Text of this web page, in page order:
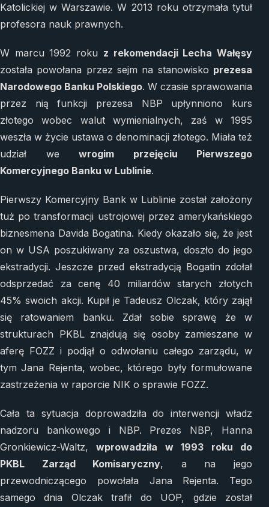
Katolickiej w Warszawie. W 2013 roku otrzymała tytuł
profesora nauk prawnych.
W marcu 1992 roku z rekomendacji Lecha Wałęsy
została powołana przez sejm na stanowisko prezesa
Narodowego Banku Polskiego. W czasie sprawowania
przez nią funkcji prezesa NBP upłynniono kurs
złotego wobec walut wymienialnych, zaś w 1995
weszła w życie ustawa o denominacji złotego. Miała też
udział we wrogim przejęciu Pierwszego
Komercyjnego Banku w Lublinie.
Pierwszy Komercyjny Bank w Lublinie został założony
tuż po transformacji ustrojowej przez amerykańskiego
biznesmena Davida Bogatina. Kiedy okazało się, że jest
on w USA poszukiwany za oszustwa, doszło do jego
ekstradycji. Jeszcze przed ekstradycją Bogatin zdołał
odsprzedać za cenę 40 miliardów starych złotych
45% swoich akcji. Kupił je Tadeusz Olczak, który zajął
się ratowaniem banku. Zdał sobie sprawę że w
strukturach PKBL znajdują się osoby zamieszane w
aferę FOZZ i podjął o odwołaniu całego zarządu, w
tym Jana Rejenta, wobec, którego były formułowane
zastrzeżenia w raporcie NIK o sprawie FOZZ.
Cała ta sytuacja doprowadziła do interwencji władz
nadzoru bankowego i NBP. Prezes NBP, Hanna
Gronkiewicz-Waltz,wprowadziła w 1993 roku do
PKBL Zarząd Komisaryczny, a na jego
przewodniczącego powołała Jana Rejenta. Tego
samego dnia Olczak trafił do UOP, gdzie został